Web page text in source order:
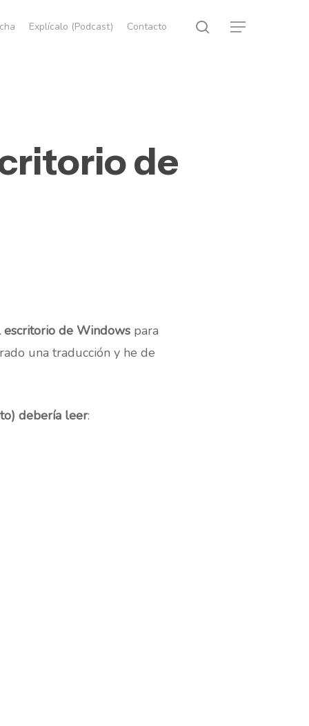
Explícalo (Podcast) Contacto search
Menu
de
de Windows para
una traducción y he de
debería leer: